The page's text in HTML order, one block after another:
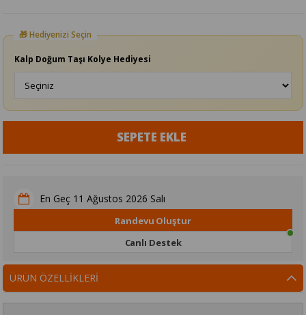
Kalp Doğum Taşı Kolye Hediyesi
En Geç 11 Ağustos 2026 Salı
Randevu Oluştur
Canlı Destek
ÜRÜN ÖZELLIKLERI